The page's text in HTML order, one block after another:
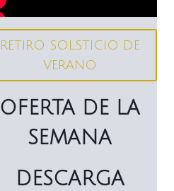
RETIRO SOLSTICIO DE
VERANO
OFERTA DE LA
SEMANA
DESCARGA